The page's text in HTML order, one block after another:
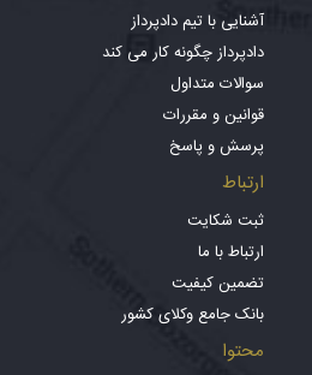
آشنایی با تیم دادپرداز
دادپرداز چگونه کار می کند
سوالات متداول
قوانین و مقررات
پرسش و پاسخ
ارتباط
ثبت شکایت
ارتباط با ما
تضمین کیفیت
بانک جامع وکلای کشور
محتوا